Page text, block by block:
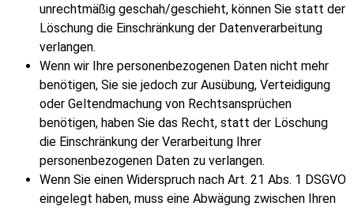
unrechtmäßig geschah/geschieht, können Sie statt der
Löschung die Einschränkung der Datenverarbeitung
verlangen.
Wenn wir Ihre personenbezogenen Daten nicht mehr
benötigen, Sie sie jedoch zur Ausübung, Verteidigung
oder Geltendmachung von Rechtsansprüchen
benötigen, haben Sie das Recht, statt der Löschung
die Einschränkung der Verarbeitung Ihrer
personenbezogenen Daten zu verlangen.
Wenn Sie einen Widerspruch nach Art. 21 Abs. 1 DSGVO
eingelegt haben, muss eine Abwägung zwischen Ihren